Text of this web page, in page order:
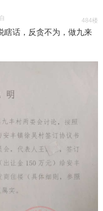
484楼
瞎话，反贪不为，做九来